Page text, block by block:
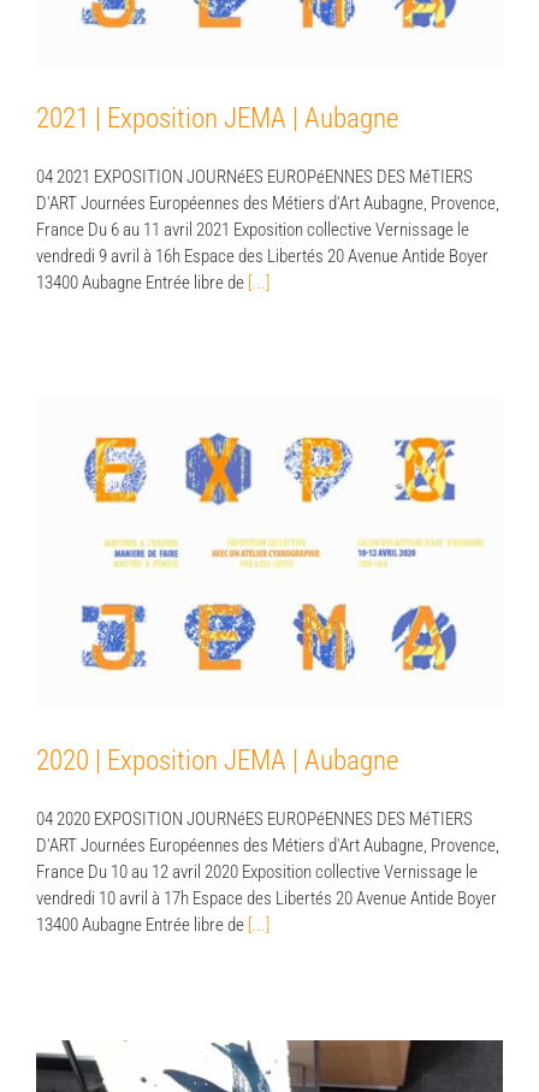
2021 | Exposition JEMA | Aubagne
04 2021 EXPOSITION JOURNéES EUROPéENNES DES MéTIERS
D'ART Journées Européennes des Métiers d'Art Aubagne, Provence,
France Du 6 au 11 avril 2021 Exposition collective Vernissage le
vendredi 9 avril à 16h Espace des Libertés 20 Avenue Antide Boyer
13400 Aubagne Entrée libre de [...]
2020 | Exposition JEMA | Aubagne
2020 | Exposition JEMA | Aubagne
04 2020 EXPOSITION JOURNéES EUROPéENNES DES MéTIERS
D'ART Journées Européennes des Métiers d'Art Aubagne, Provence,
France Du 10 au 12 avril 2020 Exposition collective Vernissage le
vendredi 10 avril à 17h Espace des Libertés 20 Avenue Antide Boyer
13400 Aubagne Entrée libre de [...]